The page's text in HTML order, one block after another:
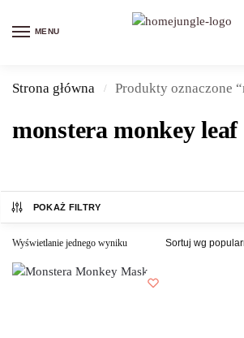
MENU
Strona główna / Produkty oznaczone
monstera monkey leaf
POKAŻ FILTRY
Wyświetlanie jednego wyniku